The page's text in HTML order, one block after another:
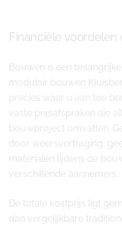
Financiële
Bouwen is een
modulair bouwen
precies waar u aan toe
vaste prijsafspraken die
bouwproject omvatten.
door weersvertraging,
materialen tijdens de
verschillende aannemers.
De totale kostprijs ligt
dan vergelijkbare